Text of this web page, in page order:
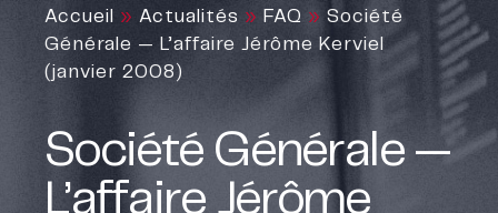
Accueil » Actualités » FAQ » Société
Générale — L’affaire Jérôme Kerviel
(janvier 2008)
Société Générale —
L’affaire Jérôme